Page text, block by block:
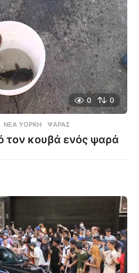
0 0
,ΝΈΑ ΥΌΡΚΗ ,ΨΑΡΆΣ
τον κουβά ενός ψαρά